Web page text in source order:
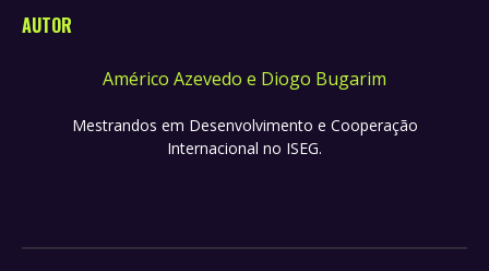
AUTOR
Américo Azevedo e Diogo Bugarim
Mestrandos em Desenvolvimento e Cooperação
Internacional no ISEG.